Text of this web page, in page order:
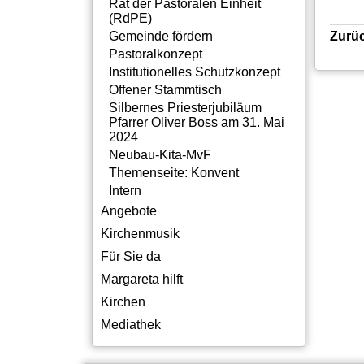
Rat der Pastoralen Einheit
(RdPE)
Gemeinde fördern
Pastoralkonzept
Institutionelles Schutzkonzept
Offener Stammtisch
Silbernes Priesterjubiläum
Pfarrer Oliver Boss am 31. Mai
2024
Neubau-Kita-MvF
Themenseite: Konvent
Intern
Angebote
Kirchenmusik
Für Sie da
Margareta hilft
Kirchen
Mediathek